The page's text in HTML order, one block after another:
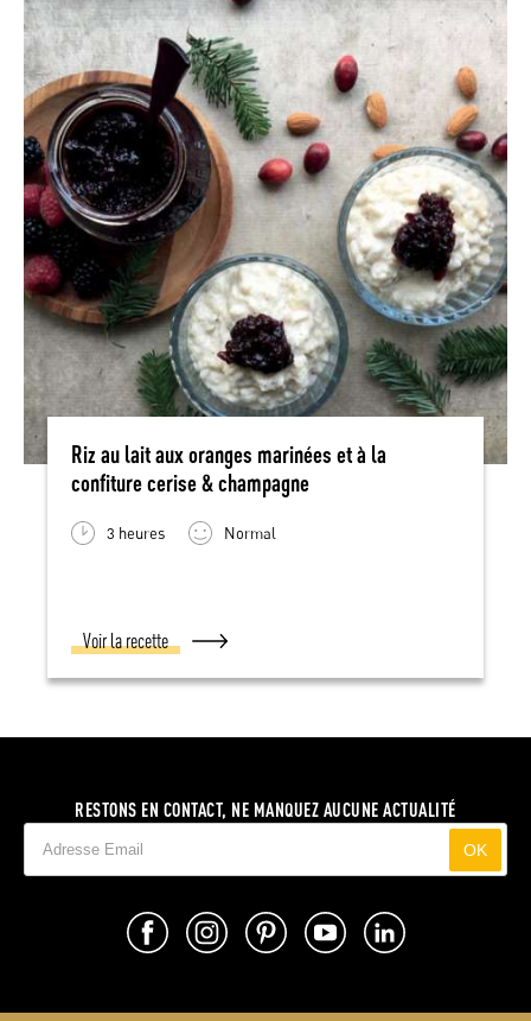
Riz au lait aux oranges marinées et à la
confiture cerise & champagne
3 heures Normal
Voir la recette
RESTONS EN CONTACT, NE MANQUEZ AUCUNE ACTUALITÉ
OK